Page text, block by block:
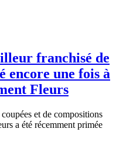
franchisé de
encore une fois à
Fleurs
et de compositions
a été récemment primée